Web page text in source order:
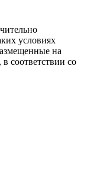
условиях
на
соответствии со